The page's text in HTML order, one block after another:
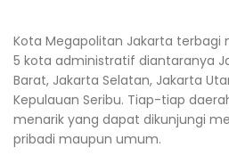
Kota Megapolitan Jakarta terbagi
5 kota administratif diantaranya
Barat, Jakarta Selatan, Jakarta
Kepulauan Seribu. Tiap-tiap
menarik yang dapat dikunjungi
pribadi maupun umum.